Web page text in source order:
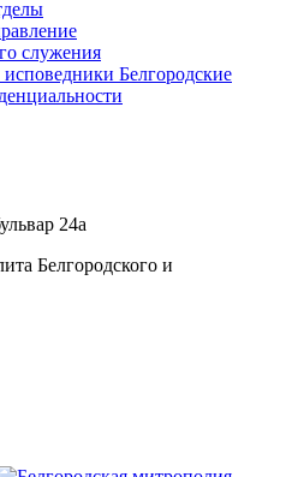
служения
Белгородские
24а
Белгородского и